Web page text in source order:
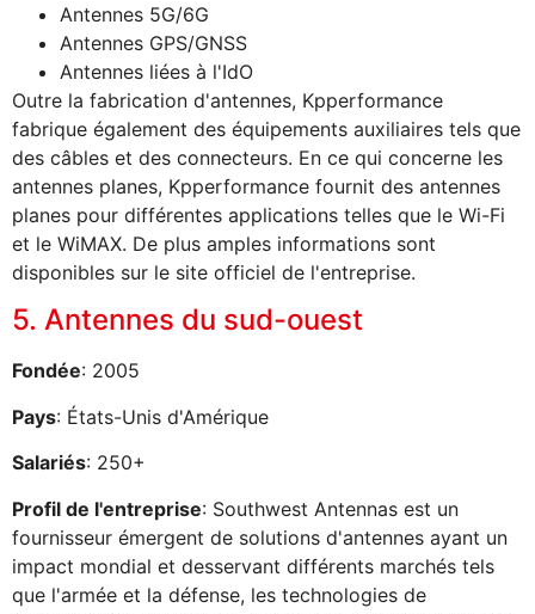
Antennes 5G/6G
Antennes GPS/GNSS
Antennes liées à l'IdO
Outre la fabrication d'antennes, Kpperformance
fabrique également des équipements auxiliaires tels que
des câbles et des connecteurs. En ce qui concerne les
antennes planes, Kpperformance fournit des antennes
planes pour différentes applications telles que le Wi-Fi
et le WiMAX. De plus amples informations sont
disponibles sur le site officiel de l'entreprise.
5. Antennes du sud-ouest
Fondée: 2005
Pays: États-Unis d'Amérique
Salariés: 250+
Profil de l'entreprise: Southwest Antennas est un
fournisseur émergent de solutions d'antennes ayant un
impact mondial et desservant différents marchés tels
que l'armée et la défense, les technologies de